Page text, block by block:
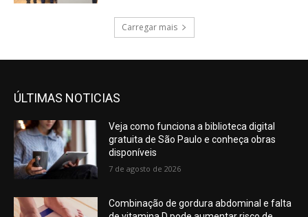
Carregar mais
ÚLTIMAS NOTICIAS
Veja como funciona a biblioteca digital
gratuita de São Paulo e conheça obras
disponíveis
7 de agosto de 2026
Combinação de gordura abdominal e falta